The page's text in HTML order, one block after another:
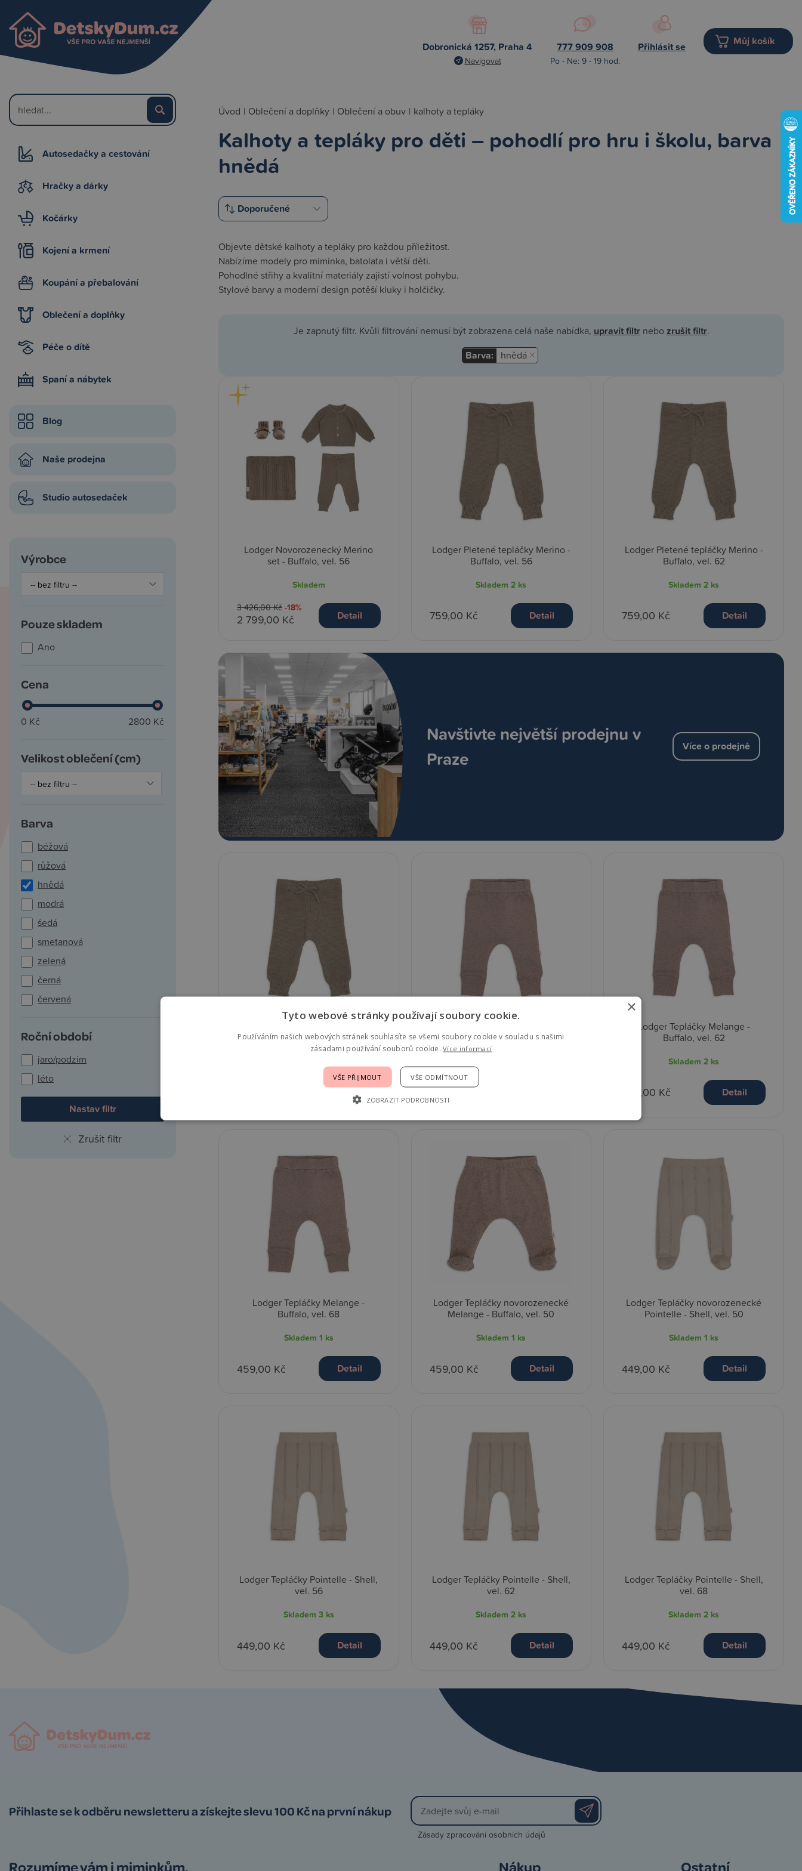
Dobronická 1257, Praha 4
Navigovat
777 909 908
Po - Ne: 9 - 19 hod.
Přihlásit se Můj košík
Autosedačky a cestování
Hračky a dárky
Kočárky
Kojení a krmení
Koupání a přebalování
Oblečení a doplňky
Péče o dítě
Spaní a nábytek
Blog
Naše prodejna
Studio autosedaček
Výrobce
Pouze skladem
Ano
Cena
0 Kč 2800 Kč
Velikost oblečení (cm)
Barva
béžová
růžová
hnědá
modrá
šedá
smetanová
zelená
černá
červená
Roční období
jaro/podzim
léto
Zrušit filtr
Úvod | Oblečení a doplňky | Oblečení a obuv | kalhoty a tepláky
Kalhoty a tepláky pro děti – pohodlí pro hru i školu, barva
hnědá
Objevte dětské kalhoty a tepláky pro každou příležitost.
Nabízíme modely pro miminka, batolata i větší děti.
Pohodlné střihy a kvalitní materiály zajistí volnost pohybu.
Stylové barvy a moderní design potěší kluky i holčičky.
Je zapnutý filtr. Kvůli filtrování nemusí být zobrazena celá naše nabídka, upravit filtrnebozrušit filtr.
Barva: hnědá
Navštivte největší prodejnu v
Praze
Více o prodejně
Lodger Novorozenecký Merino
set - Buffalo, vel. 56
Skladem
3 426,00 Kč -18%
2 799,00 Kč Detail
Lodger Pletené tepláčky Merino -
Buffalo, vel. 56
Skladem2 ks
759,00 Kč Detail
Lodger Pletené tepláčky Merino -
Buffalo, vel. 62
Skladem2 ks
759,00 Kč Detail
Buffalo, vel. 68
Detail
Buffalo, vel. 56
459,00 Kč
Lodger Tepláčky Melange -
Buffalo, vel. 62
Skladem2 ks
459,00 Kč Detail
Lodger Tepláčky Melange -
Buffalo, vel. 68
Skladem 1 ks
459,00 Kč Detail
Lodger Tepláčky novorozenecké
Melange - Buffalo, vel. 50
Skladem1 ks
459,00 Kč Detail
Lodger Tepláčky novorozenecké
Pointelle - Shell, vel. 50
Skladem1 ks
449,00 Kč Detail
Lodger Tepláčky Pointelle - Shell,
vel. 56
Skladem 3 ks
449,00 Kč Detail
Lodger Tepláčky Pointelle - Shell,
vel. 62
Skladem2 ks
449,00 Kč Detail
Lodger Tepláčky Pointelle - Shell,
vel. 68
Skladem2 ks
449,00 Kč Detail
Přihlaste se k odběru newsletteru a získejte slevu 100 Kč na první nákup
Zásady zpracování osobních údajů
Rozumíme vám i miminkům. Nákup Ostatní
×
Tyto webové stránky používají soubory cookie.
Používáním našich webových stránek souhlasíte se všemi soubory cookie v souladu s našimi
zásadami používání souborů cookie.Více informací
VŠE PŘIJMOUT VŠE ODMÍTNOUT
ZOBRAZIT PODROBNOSTI